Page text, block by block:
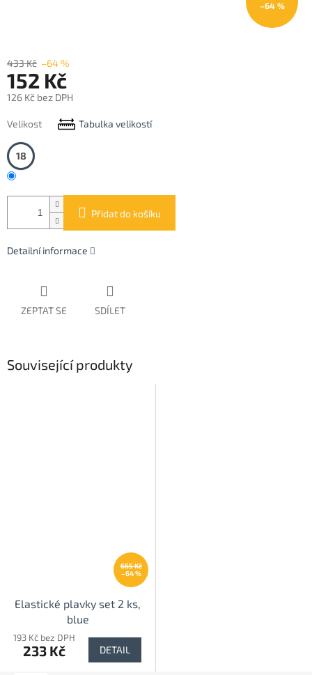
–64 %
433 Kč –64 %
152 Kč
126 Kč bez DPH
cena:
Velikost Tabulka velikostí
18
Přidat do košíku
Detailní informace
ZEPTAT SE SDÍLET
Související produkty
665 Kč
–64 %
Elastické plavky set 2 ks,
blue
193 Kč bez DPH
233 Kč DETAIL